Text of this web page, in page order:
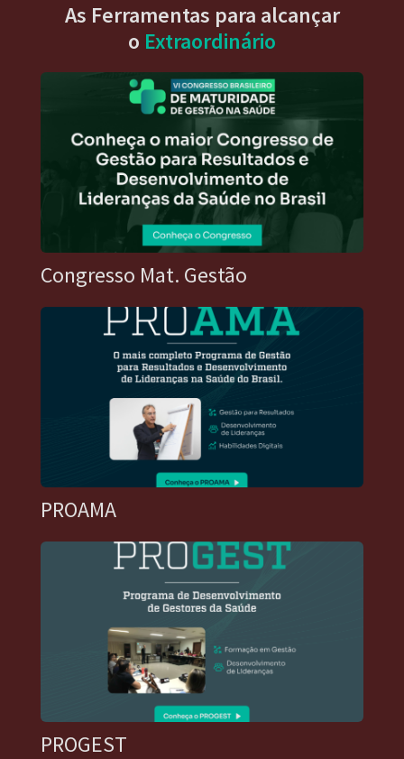
As Ferramentas para alcançar
o Extraordinário
Congresso Mat. Gestão
PROAMA
PROGEST